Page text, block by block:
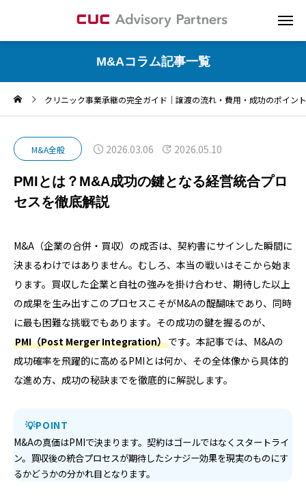
M&Aコラム記事一覧
クリニック事業承継の完全ガイド｜譲渡の流れ・費用・成功のポイント
M&A全般 2026.03.06 2026.05.10
PMIとは？M&A成功の鍵となる経営統合プロ
セスを徹底解説
M&A（企業の合併・買収）の成否は、契約書にサインした瞬間に
決まるわけではありません。むしろ、本当の戦いはそこから始ま
ります。買収した企業と自社の強みを掛け合わせ、期待した以上
の成果を生み出す――このプロセスこそがM&Aの醍醐味であり、同時
に最も困難な挑戦でもあります。その成功の鍵を握るのが、
PMI（Post Merger Integration）です。本記事では、M&Aの
成功確率を飛躍的に高めるPMIとは何か、その全体像から具体的
な進め方、成功の秘訣までを徹底的に解説します。
POINT
M&Aの真価はPMIで決まります。契約はゴールではなくスタートライ
ン。買収後の統合プロセスが期待したシナジー効果を現実のものにす
るかどうかの分かれ目となります。